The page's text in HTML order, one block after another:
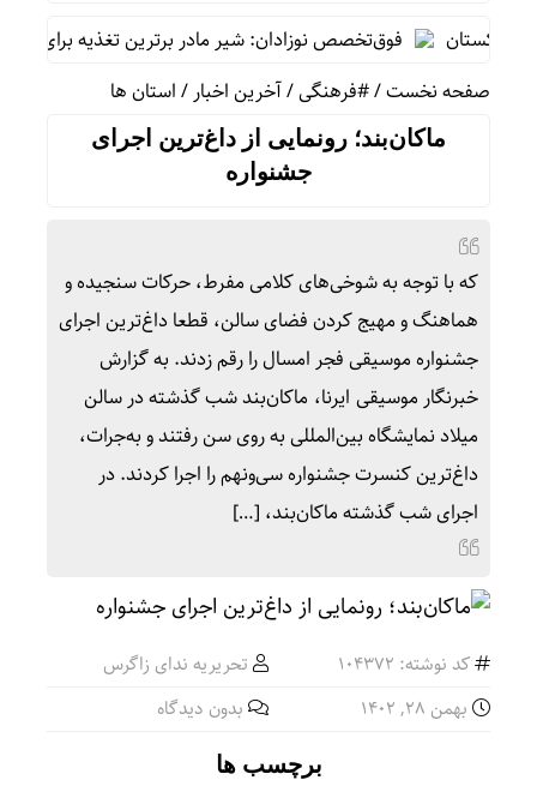
فوق‌تخصص نوزادان: شیر مادر برترین تغذیه برای نوزاد
صفحه نخست/#فرهنگی/آخرین اخبار/استان ها
ماکان‌بند؛ رونمایی از داغ‌ترین اجرای
جشنواره
که با توجه به شوخی‌های کلامی مفرط، حرکات سنجیده و
هماهنگ و مهیج کردن فضای سالن، قطعا داغ‌ترین اجرای
جشنواره موسیقی فجر امسال را رقم زدند. به گزارش
خبرنگار موسیقی ایرنا، ماکان‌بند شب گذشته در سالن
میلاد نمایشگاه بین‌المللی به روی سن رفتند و به‌جرات،
داغ‌ترین کنسرت جشنواره سی‌ونهم را اجرا کردند. در
اجرای شب گذشته ماکان‌بند، […]
کد نوشته: 104372
تحریریه ندای زاگرس
بهمن ۲۸, ۱۴۰۲
بدون دیدگاه
برچسب ها